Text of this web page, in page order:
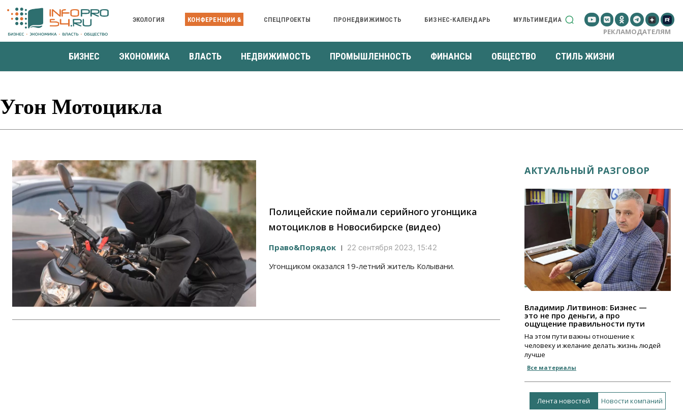
ЭКОЛОГИЯ КОНФЕРЕНЦИИ & СПЕЦПРОЕКТЫ ПРОНЕДВИЖИМОСТЬ БИЗНЕС-КАЛЕНДАРЬ МУЛЬТИМЕДИА
РЕКЛАМОДАТЕЛЯМ
БИЗНЕС ЭКОНОМИКА ВЛАСТЬ НЕДВИЖИМОСТЬ ПРОМЫШЛЕННОСТЬ ФИНАНСЫ ОБЩЕСТВО СТИЛЬ ЖИЗНИ
Угон Мотоцикла
Полицейские поймали серийного угонщика
мотоциклов в Новосибирске (видео)
Право&Порядок 22 сентября 2023, 15:42
Угонщиком оказался 19-летний житель Колывани.
АКТУАЛЬНЫЙ РАЗГОВОР
Владимир Литвинов: Бизнес —
это не про деньги, а про
ощущение правильности пути
На этом пути важны отношение к
человеку и желание делать жизнь людей
лучше
Все материалы
Лента новостей Новости компаний